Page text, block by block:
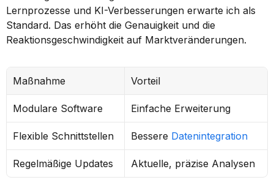
Lernprozesse und KI-Verbesserungen erwarte ich als
Standard. Das erhöht die Genauigkeit und die
Reaktionsgeschwindigkeit auf Marktveränderungen.
Maßnahme Vorteil
Modulare Software Einfache Erweiterung
Flexible Schnittstellen Bessere Datenintegration
Regelmäßige Updates Aktuelle, präzise Analysen